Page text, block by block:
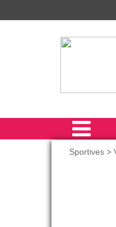
Sportives >